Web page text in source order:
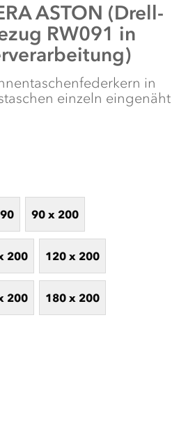
ASTON (Drell-
RW091 in
in
einzeln eingenäht
90 x 200
200 120 x 200
200 180 x 200